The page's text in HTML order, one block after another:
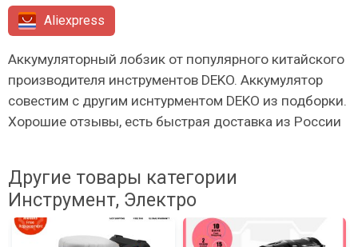
Aliexpress
Аккумуляторный лобзик от популярного китайского
производителя инструментов DEKO. Аккумулятор
совестим с другим иснтурментом DEKO из подборки.
Хорошие отзывы, есть быстрая доставка из России
Другие товары категории
Инструмент, Электро